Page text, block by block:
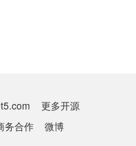
更多开源
务合作 微博